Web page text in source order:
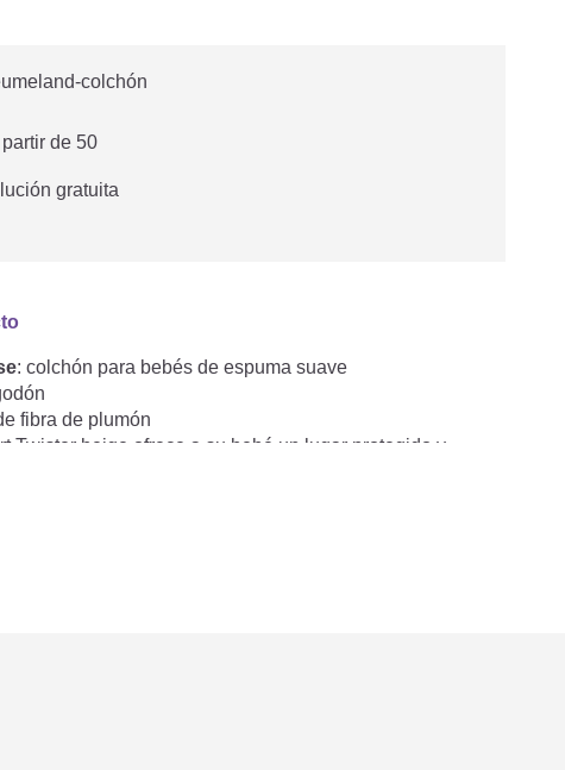
de 50
gratuita
: colchón para bebés de espuma suave
fibra de plumón
Twister beige ofrece a su bebé un lugar protegido y